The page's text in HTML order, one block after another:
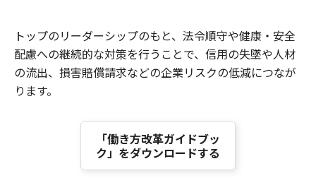
トップのリーダーシップのもと、法令順守や健康・安全
配慮への継続的な対策を行うことで、信用の失墜や人材
の流出、損害賠償請求などの企業リスクの低減につなが
ります。
「働き方改革ガイドブッ
ク」をダウンロードする